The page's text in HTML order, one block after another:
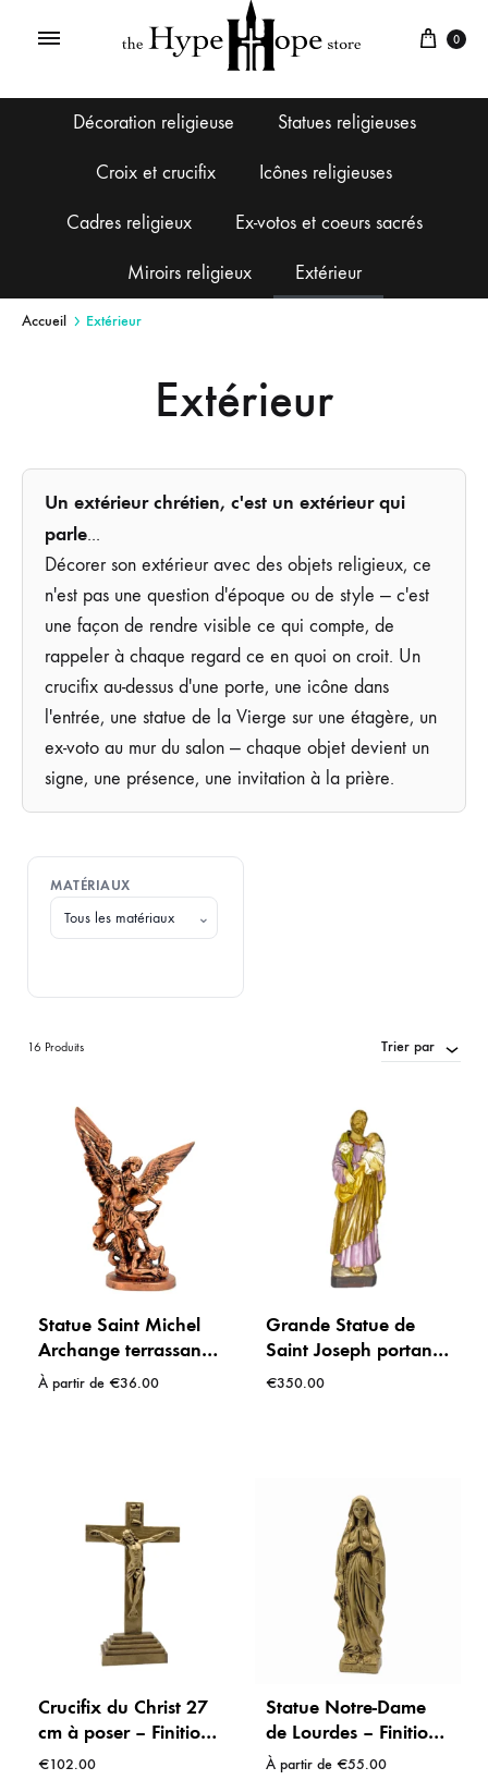
0
Décoration religieuse Statues religieuses
Croix et crucifix Icônes religieuses
Cadres religieux Ex-votos et coeurs sacrés
Miroirs religieux Extérieur
Accueil Extérieur
Extérieur
Un extérieur chrétien, c'est un extérieur qui
parle...
Décorer son extérieur avec des objets religieux, ce
n'est pas une question d'époque ou de style — c'est
une façon de rendre visible ce qui compte, de
rappeler à chaque regard ce en quoi on croit. Un
crucifix au-dessus d'une porte, une icône dans
l'entrée, une statue de la Vierge sur une étagère, un
ex-voto au mur du salon — chaque objet devient un
signe, une présence, une invitation à la prière.
MATÉRIAUX
⌄
16 Produits Trier par
Statue Saint Michel
Archange terrassant
le Démon – Résine
À partir de €36.00
Grande Statue de
Saint Joseph portant
l’Enfant Jésus et un
€350.00
Crucifix du Christ 27
cm à poser – Finition
bronze – Intérieur /
€102.00
Statue Notre-Dame
de Lourdes – Finition
bronze 20 ou 30 cm
À partir de €55.00